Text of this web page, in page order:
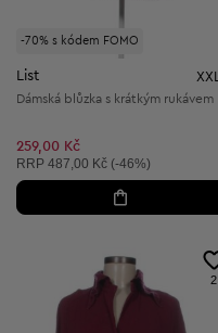
-70% s kódem FOMO
List XXL
Dámská blůzka s krátkým rukávem
259,00 Kč
Doporučená cena:
RRP 487,00 Kč (-46%)
2